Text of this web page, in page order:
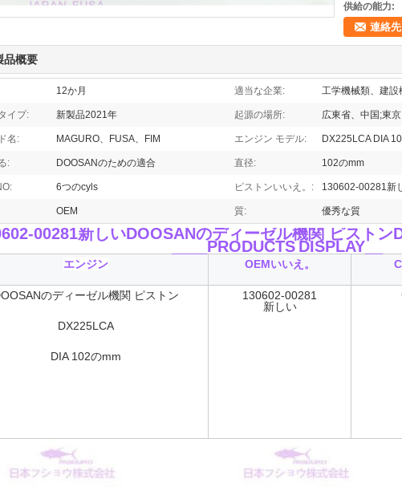
供給の能力:
連絡先
品概要
12か月 適当な企業: 工学機械類、建
イプ: 新製品2021年 起源の場所: 広東省、中国;東
名: MAGURO、FUSA、FIM エンジン モデル: DX225LCA DIA
: DOOSANのための適合 直径: 102のmm
6つのcyls ピストンいいえ。: 130602-00281新
OEM 質: 優秀な質
00281新しいDOOSANのディーゼル機関 ピストン
____PRODUCTSDISPLAY__
エンジン OEMいいえ。
のディーゼル機関 ピストン
DX225LCA
DIA 102のmm
130602-00281
新しい